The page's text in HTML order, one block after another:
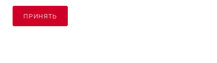
ПОДПИСАТЬСЯ НА РАССЫЛКУ
ПРИНЯТЬ